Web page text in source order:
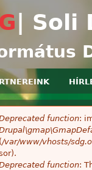
| Soli
function:
(/var/www/vhosts/
function: